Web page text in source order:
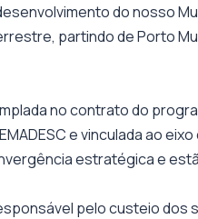
do nosso
partindo de Porto
no contrato do
e vinculada ao
estratégica e
pelo custeio dos